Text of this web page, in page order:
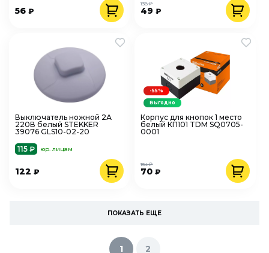
56 ₽ 49₽
138 ₽
Выключатель ножной 2А
220В белый STEKKER
39076 GLS10-02-20
115 ₽
юр. лицам
122 ₽
Корпус для кнопок 1 место
белый КП101 TDM SQ0705-
0001
70₽
154 ₽
-55%
Выгодно
ПОКАЗАТЬ ЕЩЕ
1 2